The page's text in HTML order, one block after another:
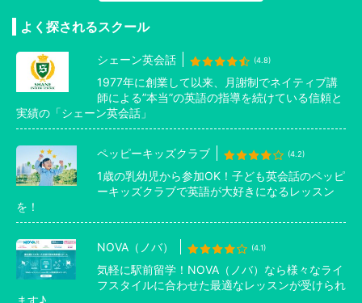
よく探されるスクール
シェーン英会話 (4.8)
1977年に創業して以来、月謝制でネイティブ講
師による”本当”の英語の指導を続けている信頼と
実績の「シェーン英会話」
ペッピーキッズクラブ (4.2)
1歳の乳幼児から参加OK！子ども英会話のペッピ
ーキッズクラブで英語が大好きになるレッスン
を！
NOVA（ノバ） (4.1)
気軽に駅前留学！NOVA（ノバ）なら様々なライ
フスタイルに合わせた最適なレッスンが受けられ
ます♪